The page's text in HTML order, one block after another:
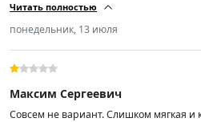
дождём держит дорогу отлично. Очень
встала как надо. Минусов пока не
Читать полностью
понедельник, 13 июля
Максим Сергеевич
Совсем не вариант. Слишком мягкая и